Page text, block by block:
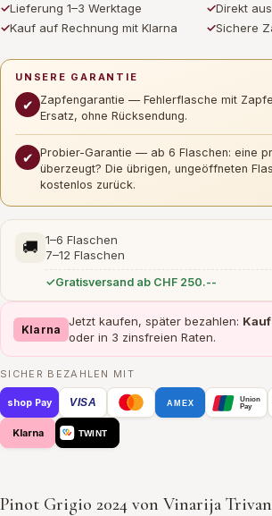
✓Lieferung 1–3 Werktage ✓Direkt
✓Kauf auf Rechnung mit Klarna ✓Sichere
UNSERE GARANTIE
✔
Zapfengarantie — Fehlerflasche mit
Ersatz, ohne Rücksendung.
✔ Probier-Garantie — ab 6 Flaschen: eine
überzeugt? Die übrigen, ungeöffneten
kostenlos zurück.
🚚 1–6 Flaschen
7–12 Flaschen
Gratisversand ab CHF 250.--
Klarna
Jetzt kaufen, später bezahlen:
oder in 3 zinsfreien Raten.
SICHER BEZAHLEN MIT
shop Pay VISA AMEX
Union
Pay
Klarna TWINT
Pinot Grigio 2024 von Vinarija